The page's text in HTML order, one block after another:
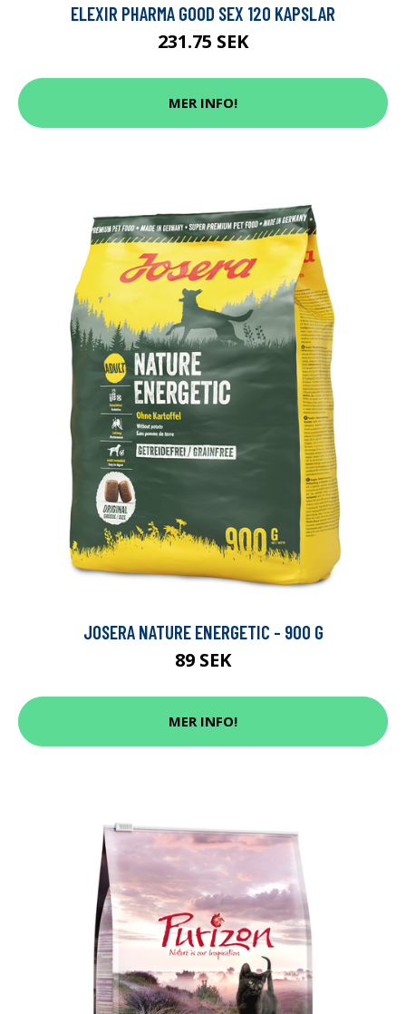
ELEXIR PHARMA GOOD SEX 120 KAPSLAR
231.75 SEK
MER INFO!
JOSERA NATURE ENERGETIC - 900 G
89 SEK
MER INFO!